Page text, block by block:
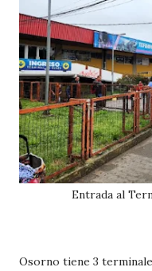
Entrada al
Osorno tiene 3